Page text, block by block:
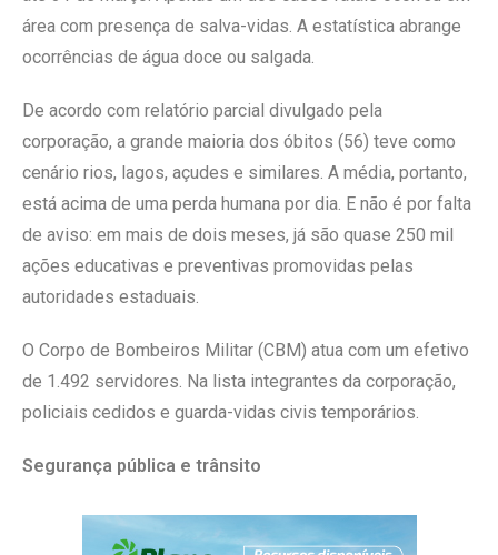
área com presença de salva-vidas. A estatística abrange
ocorrências de água doce ou salgada.
De acordo com relatório parcial divulgado pela
corporação, a grande maioria dos óbitos (56) teve como
cenário rios, lagos, açudes e similares. A média, portanto,
está acima de uma perda humana por dia. E não é por falta
de aviso: em mais de dois meses, já são quase 250 mil
ações educativas e preventivas promovidas pelas
autoridades estaduais.
O Corpo de Bombeiros Militar (CBM) atua com um efetivo
de 1.492 servidores. Na lista integrantes da corporação,
policiais cedidos e guarda-vidas civis temporários.
Segurança pública e trânsito